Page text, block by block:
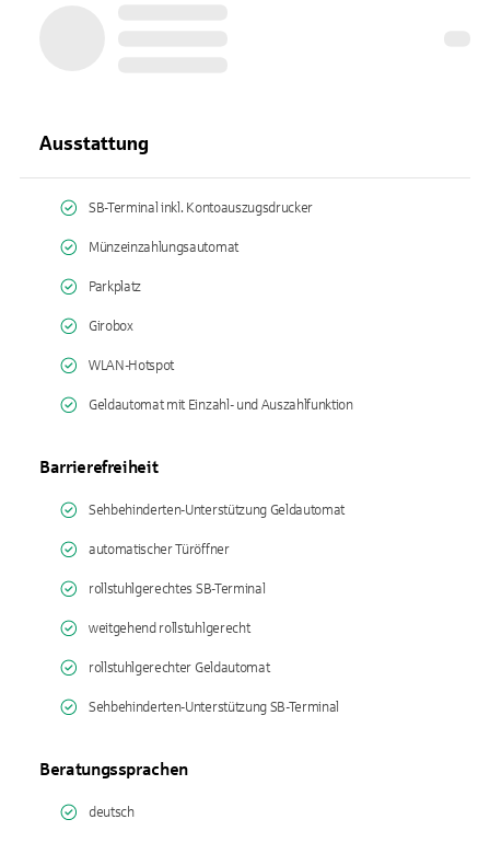
Ausstattung
SB-Terminal inkl. Kontoauszugsdrucker
Münzeinzahlungsautomat
Parkplatz
Girobox
WLAN-Hotspot
Geldautomat mit Einzahl- und Auszahlfunktion
Barrierefreiheit
Sehbehinderten-Unterstützung Geldautomat
automatischer Türöffner
rollstuhlgerechtes SB-Terminal
weitgehend rollstuhlgerecht
rollstuhlgerechter Geldautomat
Sehbehinderten-Unterstützung SB-Terminal
Beratungssprachen
deutsch